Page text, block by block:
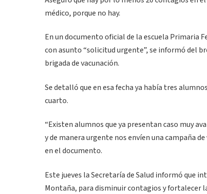
médico, porque no hay.
En un documento oficial de la escuela Primaria
con asunto “solicitud urgente”, se informó del
brigada de vacunación.
Se detalló que en esa fecha ya había tres
cuarto.
“Existen alumnos que ya presentan caso muy
y de manera urgente nos envíen una campaña
en el documento.
Este jueves la Secretaría de Salud informó que
Montaña, para disminuir contagios y fortalecer